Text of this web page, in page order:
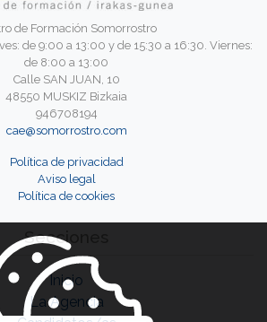
de Formación Somorrostro
de 9:00 a 13:00 y de 15:30 a 16:30. Viernes:
de 8:00 a 13:00
Calle SAN JUAN, 10
48550 MUSKIZ Bizkaia
946708194
cae@somorrostro.com
Política de privacidad
Aviso legal
Política de cookies
Secciones
Inicio
La Agencia